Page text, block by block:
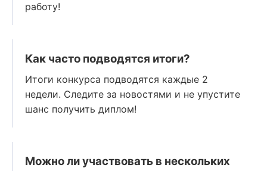
работу!
Как часто подводятся итоги?
Итоги конкурса подводятся каждые 2
недели. Следите за новостями и не упустите
шанс получить диплом!
Можно ли участвовать в нескольких